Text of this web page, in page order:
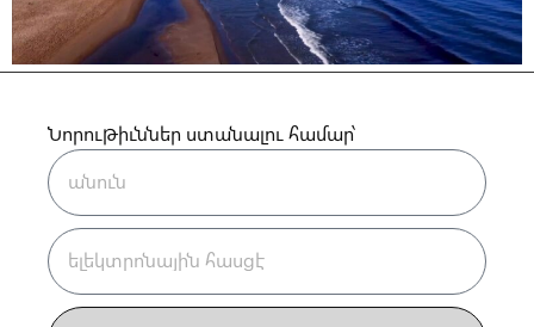
Նորութիւններ ստանալու համար՝